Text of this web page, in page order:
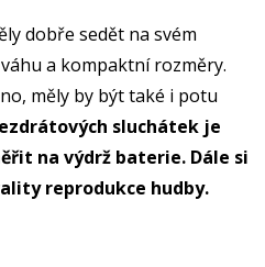
dobře sedět na svém
a kompaktní rozměry.
měly by být také i potu
sluchátek je
na výdrž baterie. Dále si
reprodukce hudby.